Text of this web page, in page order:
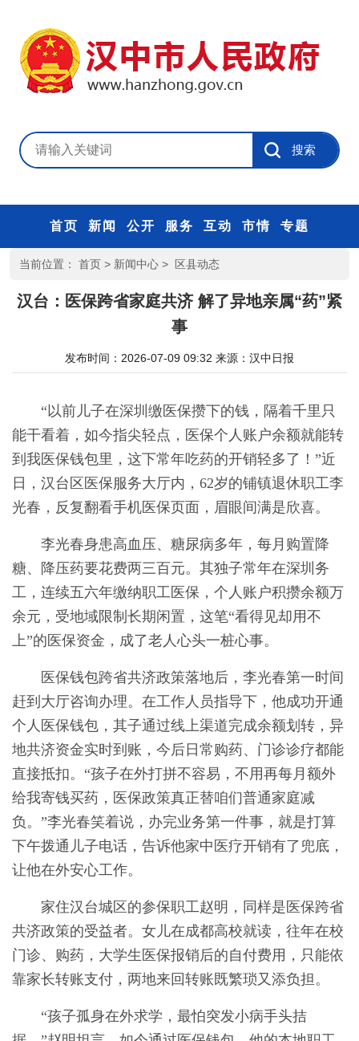
首页 新闻 公开 服务 互动 市情 专题
当前位置： 首页 > 新闻中心 > 区县动态
汉台：医保跨省家庭共济 解了异地亲属“药”紧
事
发布时间：2026-07-09 09:32 来源： 汉中日报
“以前儿子在深圳缴医保攒下的钱，隔着千里只
能干看着，如今指尖轻点，医保个人账户余额就能转
到我医保钱包里，这下常年吃药的开销轻多了！”近
日，汉台区医保服务大厅内，62岁的铺镇退休职工李
光春，反复翻看手机医保页面，眉眼间满是欣喜。
李光春身患高血压、糖尿病多年，每月购置降
糖、降压药要花费两三百元。其独子常年在深圳务
工，连续五六年缴纳职工医保，个人账户积攒余额万
余元，受地域限制长期闲置，这笔“看得见却用不
上”的医保资金，成了老人心头一桩心事。
医保钱包跨省共济政策落地后，李光春第一时间
赶到大厅咨询办理。在工作人员指导下，他成功开通
个人医保钱包，其子通过线上渠道完成余额划转，异
地共济资金实时到账，今后日常购药、门诊诊疗都能
直接抵扣。“孩子在外打拼不容易，不用再每月额外
给我寄钱买药，医保政策真正替咱们普通家庭减
负。”李光春笑着说，办完业务第一件事，就是打算
下午拨通儿子电话，告诉他家中医疗开销有了兜底，
让他在外安心工作。
家住汉台城区的参保职工赵明，同样是医保跨省
共济政策的受益者。女儿在成都高校就读，往年在校
门诊、购药，大学生医保报销后的自付费用，只能依
靠家长转账支付，两地来回转账既繁琐又添负担。
“孩子孤身在外求学，最怕突发小病手头拮